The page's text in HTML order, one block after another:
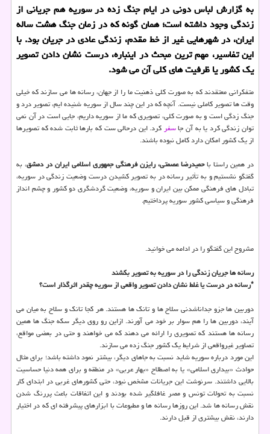
به گزارش لباس دونی در ایام جنگ زده در سوریه هم جریانی از
زندگی وجود داشته است؛ همان گونه که در زمان جنگ هشت ساله
ایران، در شهرهایی غیر از خط مقدم، زندگی عادی در جریان بود. با
این تفاسیر، مهم ترین مبحث در اینباره، درست نشان دادن تصویر
یک کشور یا ظرفیت های کلی آن می شود.
متفکرانی معتقدند که به صورت کلی ذهنیت ما را از جهان، رسانه ها می سازند که خیلی
وقت ها تصویر کاملی نیست. آنچه که در این چند سال از سوریه شنیده ایم، تصویر درد و
جنگ زدگی است و به صورت کلی، تصویری که ما از سوریه داریم، جایی است در آن نمی
توان زندگی کرد یا به آن جاسفرکرد. این درحالی ست که بارها ثابت شده که تصویرها
از یک کشور امکان دارد کامل نبوده باشند.
در همین راستا باحمیدرضا عصمتی، رایزن فرهنگی جمهوری اسلامی ایران در دمشق، به
گفتگو نشستیم و به تأثیر رسانه در به تصویر کشیدن درست وضعیت زندگی در سوریه،
تبادل های فرهنگی ممکن بین ایران و سوریه، وضعیت گردشگری دو کشور و چشم انداز
فرهنگی و سیاسی کشور سوریه پرداختیم.
مشروح این گفتگو را در ادامه می خوانید.
رسانه ها جریان زندگی را در سوریه به تصویر بکشند
*رسانه در درست یا غلط نشان دادن تصویر واقعی از سوریه چقدر اثرگذار است؟
دوربین ها جزو جداناشدنی سلاح ها و تانک ها هستند. هر کجا تانک و سلاح به میان می
آیند، دوربین ها را هم سوار بر خود می آورند. ازاین رو روی دیگر سکه جنگ ها همین
رسانه ها هستند که تصویری را ارائه می دهند که می خواهند و حتی در بعضی مواقع،
تصاویر غیرواقعی از شرایط یک کشور جنگ زده می سازند.
این مورد درباره سوریه شاید نسبت به جاهای دیگر، بیشتر نمود داشته باشد؛ برای مثال
حوادث «بیداری اسلامی» یا به اصطلاح «بهار عربی» در منطقه و برای همه دنیا حساسیت
بالایی داشتند. سرنوشت این جریانات مشخص نبود، حتی کشورهای غربی در ابتدای کار
نسبت به تحولات تونس و مصر غافلگیر شده بودند و این اتفاقات باعث پررنگ شدن
نقش رسانه ها شد. این روزها رسانه ها و مطبوعات با ابزارهای پیشرفته ای که در اختیار
دارند، نقش بیشتری از قبل دارند.